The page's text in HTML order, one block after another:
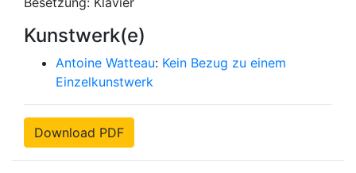
Kunstwerk(e)
Antoine Watteau: Kein Bezug zu einem
Einzelkunstwerk
Download PDF